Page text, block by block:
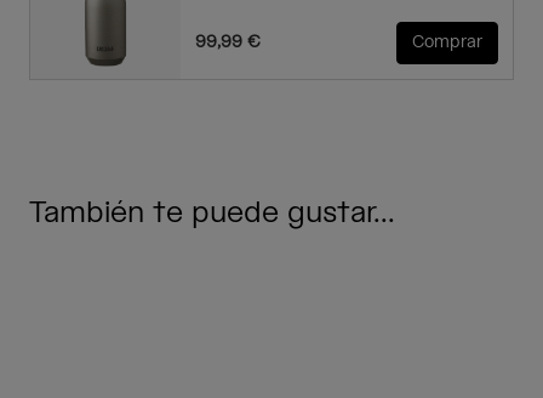
99,99 € Comprar
También te puede gustar...